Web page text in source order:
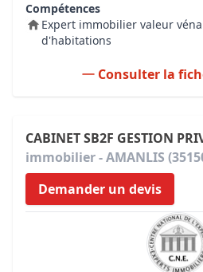
Compétences
Expert immobilier valeur
d'habitations
Consulter la
CABINET SB2F GESTION
immobilier - AMANLIS
Demander un devis